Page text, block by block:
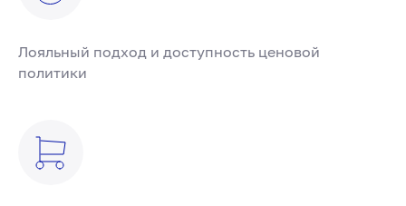
Лояльный подход и доступность ценовой
политики